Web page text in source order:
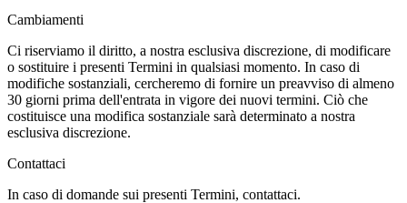
Cambiamenti
Ci riserviamo il diritto, a nostra esclusiva discrezione, di modificare
o sostituire i presenti Termini in qualsiasi momento. In caso di
modifiche sostanziali, cercheremo di fornire un preavviso di almeno
30 giorni prima dell'entrata in vigore dei nuovi termini. Ciò che
costituisce una modifica sostanziale sarà determinato a nostra
esclusiva discrezione.
Contattaci
In caso di domande sui presenti Termini, contattaci.